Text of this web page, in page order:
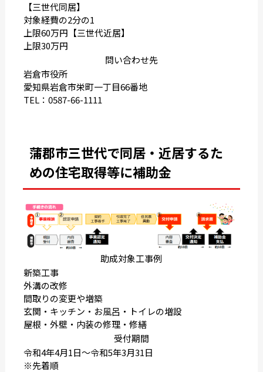
【三世代同居】
対象経費の2分の1
上限60万円【三世代近居】
上限30万円
問い合わせ先
岩倉市役所
愛知県岩倉市栄町一丁目66番地
TEL：0587-66-1111
蒲郡市三世代で同居・近居するた
めの住宅取得等に補助金
助成対象工事例
新築工事
外溝の改修
間取りの変更や増築
玄関・キッチン・お風呂・トイレの増設
屋根・外壁・内装の修理・修繕
受付期間
令和4年4月1日〜令和5年3月31日
※先着順